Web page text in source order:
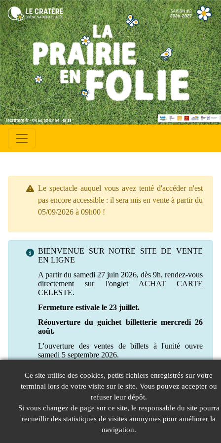
Le spectacle auquel vous avez tenté d'accéder n'est
pas encore accessible : il sera mis en vente à partir du
05/09/2026 à 09h00 !
BIENVENUE SUR NOTRE SITE DE VENTE
EN LIGNE
A partir du samedi 27 juin 2026, dès 9h, rendez-vous
directement sur l'onglet ACHAT CARTE
CELESTE.
Fermeture estivale le 23 juillet.
Réouverture du guichet billetterie mercredi 26
août.
L'ouverture des ventes de billets à l'unité ouvre
samedi 5 septembre 2026.
Ce site utilise des cookies, petits fichiers enregistrés sur votre
terminal lors de votre visite sur le site. Vous pouvez accepter ou
refuser leur dépôt.
Si vous changez de page sur ce site, le responsable du site pourra
recueillir des statistiques de visites anonymes pour améliorer la
navigation.